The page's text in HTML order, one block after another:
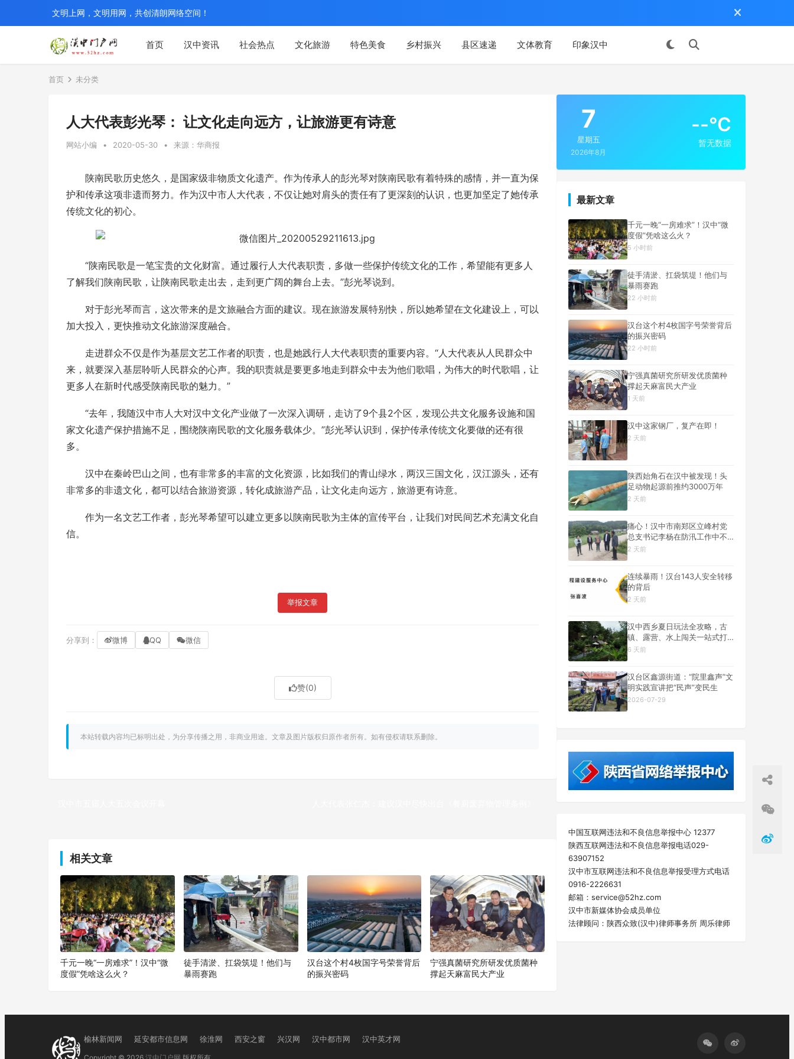
首页 汉中资讯 社会热点 文化旅游 特色美食 乡村振兴 县区速递 文体教育 印象汉中
文明上网，文明用网，共创清朗网络空间！
首页 未分类
人大代表彭光琴： 让文化走向远方，让旅游更有诗意
网站小编 • 2020-05-30 • 来源：华商报
陕南民歌历史悠久，是国家级非物质文化遗产。作为传承人的彭光琴对陕南民歌有着特殊的感情，并一直为保
护和传承这项非遗而努力。作为汉中市人大代表，不仅让她对肩头的责任有了更深刻的认识，也更加坚定了她传承
传统文化的初心。
“陕南民歌是一笔宝贵的文化财富。通过履行人大代表职责，多做一些保护传统文化的工作，希望能有更多人
了解我们陕南民歌，让陕南民歌走出去，走到更广阔的舞台上去。”彭光琴说到。
对于彭光琴而言，这次带来的是文旅融合方面的建议。现在旅游发展特别快，所以她希望在文化建设上，可以
加大投入，更快推动文化旅游深度融合。
走进群众不仅是作为基层文艺工作者的职责，也是她践行人大代表职责的重要内容。“人大代表从人民群众中
来，就要深入基层聆听人民群众的心声。我的职责就是要更多地走到群众中去为他们歌唱，为伟大的时代歌唱，让
更多人在新时代感受陕南民歌的魅力。”
“去年，我随汉中市人大对汉中文化产业做了一次深入调研，走访了9个县2个区，发现公共文化服务设施和国
家文化遗产保护措施不足，围绕陕南民歌的文化服务载体少。”彭光琴认识到，保护传承传统文化要做的还有很
多。
汉中在秦岭巴山之间，也有非常多的丰富的文化资源，比如我们的青山绿水，两汉三国文化，汉江源头，还有
非常多的非遗文化，都可以结合旅游资源，转化成旅游产品，让文化走向远方，旅游更有诗意。
作为一名文艺工作者，彭光琴希望可以建立更多以陕南民歌为主体的宣传平台，让我们对民间艺术充满文化自
信。
举报文章
分享到： 微博 QQ 微信
赞(0)
本站转载内容均已标明出处，为分享传播之用，非商业用途。文章及图片版权归原作者所有。如有侵权请联系删除。
相关文章
千元一晚“一房难求”！汉中“微
度假”凭啥这么火？
徒手清淤、扛袋筑堤！他们与
暴雨赛跑
汉台这个村4枚国字号荣誉背后
的振兴密码
宁强真菌研究所研发优质菌种
撑起天麻富民大产业
7
星期五
2026年8月
--°C
暂无数据
最新文章
千元一晚“一房难求”！汉中“微
度假”凭啥这么火？
5 小时前
徒手清淤、扛袋筑堤！他们与
暴雨赛跑
22 小时前
汉台这个村4枚国字号荣誉背后
的振兴密码
22 小时前
宁强真菌研究所研发优质菌种
撑起天麻富民大产业
1 天前
汉中这家钢厂，复产在即！
2 天前
陕西始角石在汉中被发现！头
足动物起源前推约3000万年
2 天前
痛心！汉中市南郑区立峰村党
总支书记李杨在防汛工作中不
幸遇难
2 天前
连续暴雨！汉台143人安全转移
的背后
2 天前
汉中西乡夏日玩法全攻略，古
镇、露营、水上闯关一站式打
卡
6 天前
汉台区鑫源街道：“院里鑫声”文
明实践宣讲把“民声”变民生
2026-07-29
中国互联网违法和不良信息举报中心 12377
陕西互联网违法和不良信息举报电话029-
63907152
汉中市互联网违法和不良信息举报受理方式电话
0916-2226631
邮箱：service@52hz.com
汉中市新媒体协会成员单位
法律顾问：陕西众致(汉中)律师事务所 周乐律师
榆林新闻网 延安都市信息网 徐淮网 西安之窗 兴汉网 汉中都市网 汉中英才网